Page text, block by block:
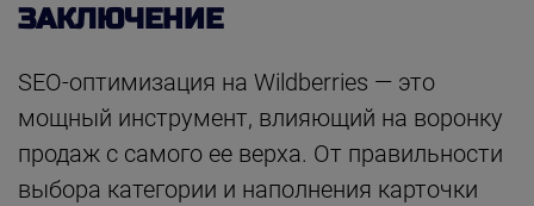
ЗАКЛЮЧЕНИЕ
SEO-оптимизация на Wildberries — это
мощный инструмент, влияющий на воронку
продаж с самого ее верха. От правильности
выбора категории и наполнения карточки